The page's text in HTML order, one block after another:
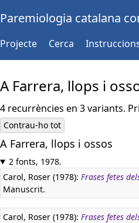
Paremiologia catalana
Projecte Cerca
A Farrera, llops i
4 recurrències en 3 variants.
Contrau-ho tot
A Farrera, llops i ossos
2 fonts, 1978.
Carol, Roser (1978): Frases fetes
Manuscrit.
Carol, Roser (1978): Frases fetes